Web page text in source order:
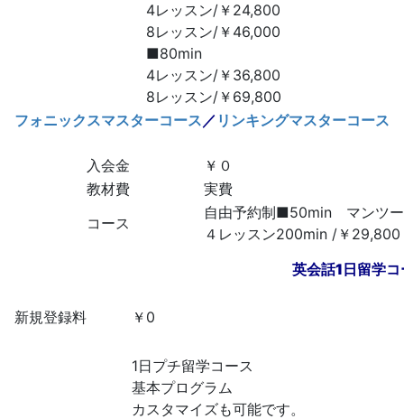
4レッスン/￥24,800
8レッスン/￥46,000
■80min
4レッスン/￥36,800
8レッスン/￥69,800
フォニックスマスターコース／ リンキングマスターコース
入会金
￥０
教材費
実費
コース
自由予約制■50min マンツ
４レッスン200min /￥29,800
英会話1日留学
新規登録料 ￥0
1日プチ留学コース
基本プログラム
カスタマイズも可能です。